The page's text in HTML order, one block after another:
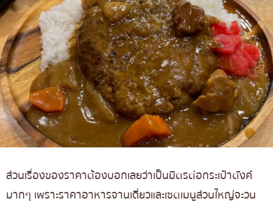
ส่วนเรื่องของราคาต้องบอกเลยว่าเป็นมิตรต่อกระเป๋าตังค์
มากๆ เพราะราคาอาหารจานเดี่ยวและเซตเมนูส่วนใหญ่จะวน